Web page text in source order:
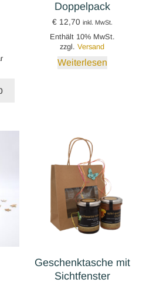
Doppelpack
€12,70 inkl. MwSt.
Enthält 10% MwSt.
zzgl.Versand
Weiterlesen
Geschenktasche mit
Sichtfenster